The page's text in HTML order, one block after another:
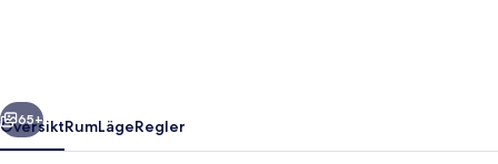
Nästa
65+
ÖversiktRumLägeRegler